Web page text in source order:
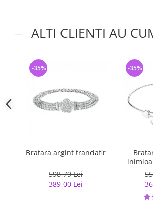
ALTI CLIENTI AU
Bratara argint trandafir
598,79 Lei
389,00 Lei
-35% -35%